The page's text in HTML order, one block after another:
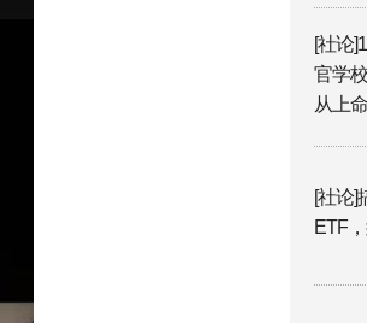
[社论
官学
从上
[社论]
ETF